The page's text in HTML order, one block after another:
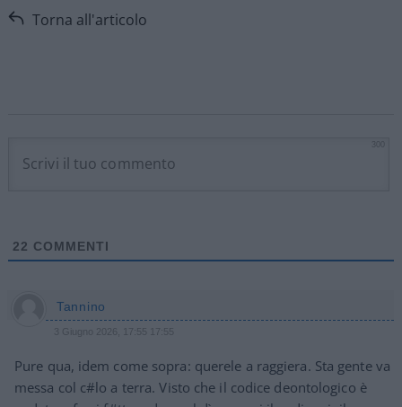
Torna all'articolo
22 COMMENTI
Tannino
3 Giugno 2026, 17:55 17:55
Pure qua, idem come sopra: querele a raggiera. Sta gente va
messa col c#lo a terra. Visto che il codice deontologico è